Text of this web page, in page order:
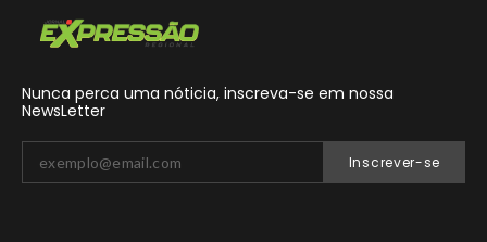
Nunca perca uma nóticia, inscreva-se em nossa
NewsLetter
Inscrever-se